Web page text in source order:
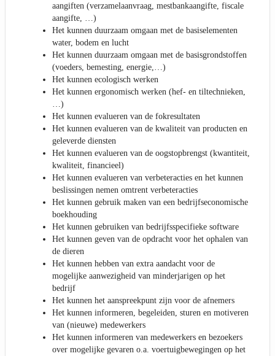
aangiften (verzamelaanvraag, mestbankaangifte, fiscale
aangifte, …)
Het kunnen duurzaam omgaan met de basiselementen
water, bodem en lucht
Het kunnen duurzaam omgaan met de basisgrondstoffen
(voeders, bemesting, energie,…)
Het kunnen ecologisch werken
Het kunnen ergonomisch werken (hef- en tiltechnieken,
…)
Het kunnen evalueren van de fokresultaten
Het kunnen evalueren van de kwaliteit van producten en
geleverde diensten
Het kunnen evalueren van de oogstopbrengst (kwantiteit,
kwaliteit, financieel)
Het kunnen evalueren van verbeteracties en het kunnen
beslissingen nemen omtrent verbeteracties
Het kunnen gebruik maken van een bedrijfseconomische
boekhouding
Het kunnen gebruiken van bedrijfsspecifieke software
Het kunnen geven van de opdracht voor het ophalen van
de dieren
Het kunnen hebben van extra aandacht voor de
mogelijke aanwezigheid van minderjarigen op het
bedrijf
Het kunnen het aanspreekpunt zijn voor de afnemers
Het kunnen informeren, begeleiden, sturen en motiveren
van (nieuwe) medewerkers
Het kunnen informeren van medewerkers en bezoekers
over mogelijke gevaren o.a. voertuigbewegingen op het